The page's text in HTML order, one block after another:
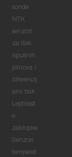
sonde
NTK
senzori
za tlak
ispušnih
plinova i
diferencij
alni tlak
Leptirast
e
zaklopke
Senzori
temperat